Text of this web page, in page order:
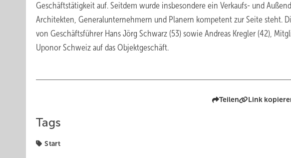
Geschäftstätigkeit auf. Seitdem wurde insbesondere ein Verkaufs- und
Architekten, Generalunternehmern und Planern kompetent zur Seite steht.
von Geschäftsführer Hans Jörg Schwarz (53) sowie Andreas Kregler (42),
Uponor Schweiz auf das Objektgeschäft.
Teilen Link
Tags
Start